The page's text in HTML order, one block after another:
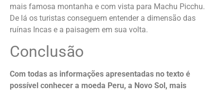
mais famosa montanha e com vista para Machu Picchu.
De lá os turistas conseguem entender a dimensão das
ruínas Incas e a paisagem em sua volta.
Conclusão
Com todas as informações apresentadas no texto é
possível conhecer a moeda Peru, a Novo Sol, mais